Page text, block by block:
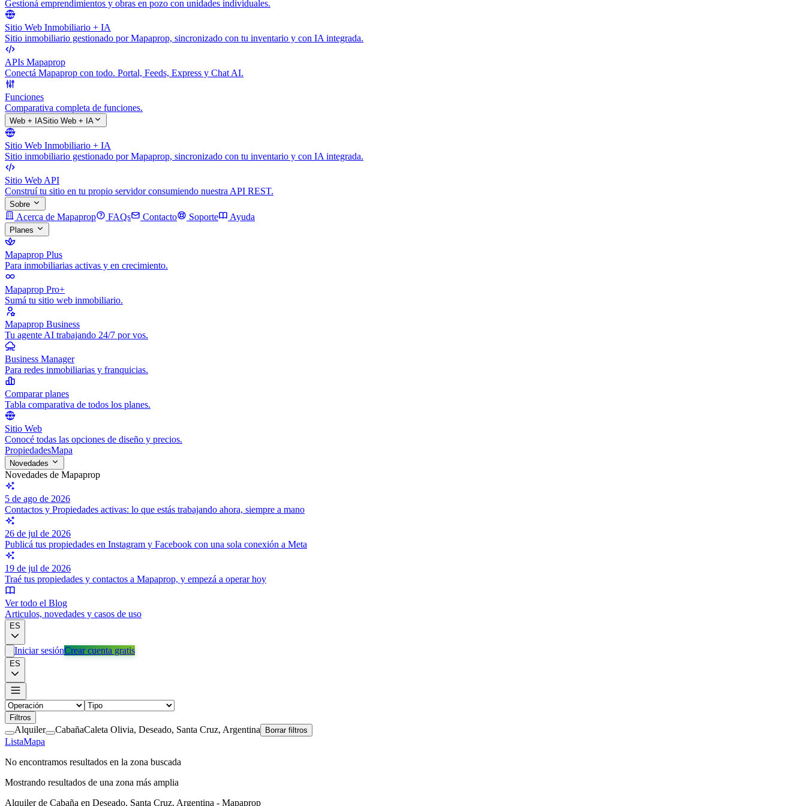
Gestioná emprendimientos y obras en pozo con unidades individuales.
Sitio Web Inmobiliario + IA
Sitio inmobiliario gestionado por Mapaprop, sincronizado con tu inventario y con IA integrada.
APIs Mapaprop
Conectá Mapaprop con todo. Portal, Feeds, Express y Chat AI.
Funciones
Comparativa completa de funciones.
Web + IASitio Web + IA
Sitio Web Inmobiliario + IA
Sitio inmobiliario gestionado por Mapaprop, sincronizado con tu inventario y con IA integrada.
Sitio Web API
Construí tu sitio en tu propio servidor consumiendo nuestra API REST.
Sobre
Acerca de Mapaprop FAQs Contacto Soporte Ayuda
Planes
Mapaprop Plus
Para inmobiliarias activas y en crecimiento.
Mapaprop Pro+
Sumá tu sitio web inmobiliario.
Mapaprop Business
Tu agente AI trabajando 24/7 por vos.
Business Manager
Para redes inmobiliarias y franquicias.
Comparar planes
Tabla comparativa de todos los planes.
Sitio Web
Conocé todas las opciones de diseño y precios.
PropiedadesMapa
Novedades
Novedades de Mapaprop
5 de ago de 2026
Contactos y Propiedades activas: lo que estás trabajando ahora, siempre a mano
26 de jul de 2026
Publicá tus propiedades en Instagram y Facebook con una sola conexión a Meta
19 de jul de 2026
Traé tus propiedades y contactos a Mapaprop, y empezá a operar hoy
Ver todo el Blog
Articulos, novedades y casos de uso
ES
Iniciar sesiónCrear cuenta gratis
ES
Filtros
Alquiler CabañaCaleta Olivia, Deseado, Santa Cruz, Argentina Borrar filtros
ListaMapa
No encontramos resultados en la zona buscada
Mostrando resultados de una zona más amplia
Alquiler de Cabaña en Deseado, Santa Cruz, Argentina - Mapaprop